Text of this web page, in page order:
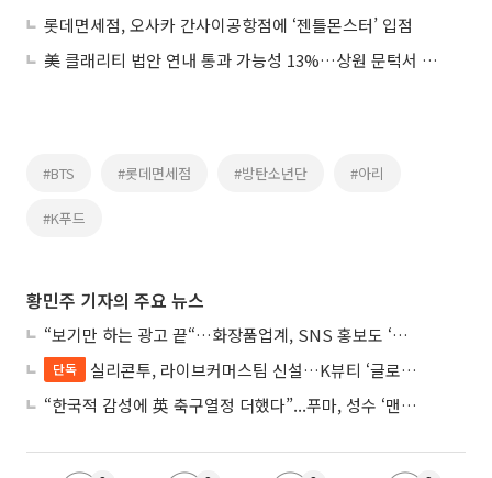
롯데면세점, 오사카 간사이공항점에 ‘젠틀몬스터’ 입점
美 클래리티 법안 연내 통과 가능성 13%…상원 문턱서 제동
#BTS #롯데면세점 #방탄소년단 #아리
#K푸드
황민주 기자의 주요 뉴스
“보기만 하는 광고 끝“…화장품업계, SNS 홍보도 ‘참여형 콘텐츠’로 변모
단독
실리콘투, 라이브커머스팀 신설…K뷰티 ‘글로벌 판매망’ 확대 속도
“한국적 감성에 英 축구열정 더했다”...푸마, 성수 ‘맨시티 하우스’ 팝업